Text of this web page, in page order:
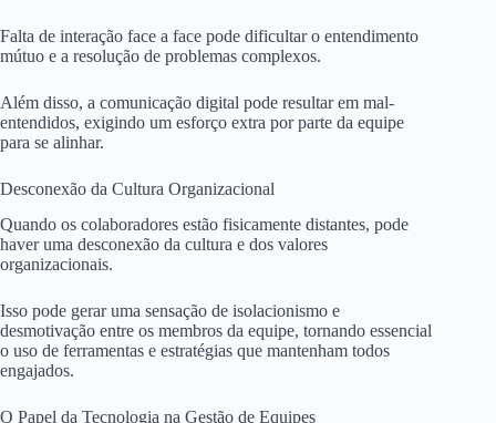
Falta de interação face a face pode dificultar o entendimento
mútuo e a resolução de problemas complexos.
Além disso, a comunicação digital pode resultar em mal-
entendidos, exigindo um esforço extra por parte da equipe
para se alinhar.
Desconexão da Cultura Organizacional
Quando os colaboradores estão fisicamente distantes, pode
haver uma desconexão da cultura e dos valores
organizacionais.
Isso pode gerar uma sensação de isolacionismo e
desmotivação entre os membros da equipe, tornando essencial
o uso de ferramentas e estratégias que mantenham todos
engajados.
O Papel da Tecnologia na Gestão de Equipes